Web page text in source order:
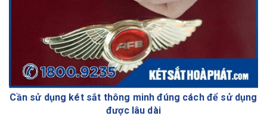
Cần sử dụng két sắt thông minh đúng cách để sử dụng
được lâu dài